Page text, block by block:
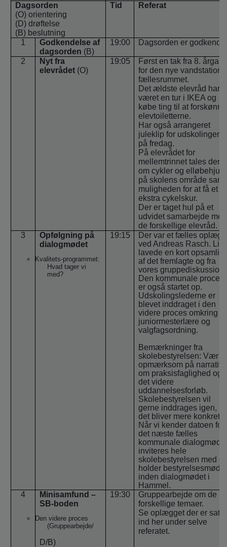
Dagsorden
(O) orientering
(D) drøftelse
(B) beslutning
Tid Referat
1
Godkendelse af
dagsorden (B)
19:00 Dagsorden er godkendt.
2
Nyt fra
elevrådet (O)
19:05
Først en tak fra 8.
for den nye vandstation i
fællesrummet.
Det ældste elevråd har
været en tur i IKEA og
købe ting til at forskønne
elevtoiletterne.
Har også arrangeret
juleklip for udskolingen
på fredag.
På elevrådet for
mellemtrinnet tales der
om cykler og elløbehjul
på skolens område samt
muligheden for at få et
ekstra cykelskur.
Der er taget hul på et
udvidet samarbejde med
de forskellige elevråd.
3
Opfølgning på
dialogmødet
Kvalitets-programmet:
Hvad tager vi
med?
19:15
Der var et fælles oplæg
ved Andreas Rasch.
lavede en kort
af det fremlagte og fra
vores gruppediskussion.
Den kommunale proces
er også startet op.
Udskolingslederne er
blevet inddraget i den
videre proces omkring
juniormesterlære og
valgfagsordning.
Bemærkninger fra
skolebestyrelsen: Vær
opmærksom på
om praksisfaglighed og
det videre
uddannelsesforløb.
Skolebestyrelsen vil
gerne inddrages igen,
det bliver mere konkret.
Når vi kender datoen for
det næste fælles
kommunale dialogmøde,
inviteres hele
skolebestyrelsen med
holder bestyrelsesmøde
inden dialogmødet i
Hammel.
4
Minisamfund –
SB-boden
Den videre proces
(Gruppearbejde/
D/B)
19:30
Gruppearbejde om de
forskellige temaer.
Se oplægget der er sat
ind her under selve
referatet.